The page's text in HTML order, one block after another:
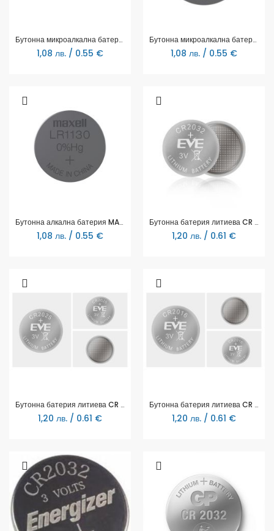
Бутонна микроалкална батерия LR41 /AG3/ 10 бр./pack цена за 1 бр. MAXELL
1,08 лв. / 0.55 €
Бутонна микроалкална батерия MAXELL LR-44 /AG13/ 1,55V 10 бр./pack цена за 1 бр.
1,08 лв. / 0.55 €
Бутонна алкална батерия MAXELL LR-1130 AG10 1.55V 10 бр./pack цена за 1 бр.
1,08 лв. / 0.55 €
Бутонна батерия литиева CR 2032 1pc bulk 3V EVE BATTERY
1,20 лв. / 0.61 €
Бутонна батерия литиева CR 2025 1pc bulk 3V EVE BATTERY
1,20 лв. / 0.61 €
Бутонна батерия литиева CR 2016 1pc bulk 3V EVE BATTERY
1,20 лв. / 0.61 €